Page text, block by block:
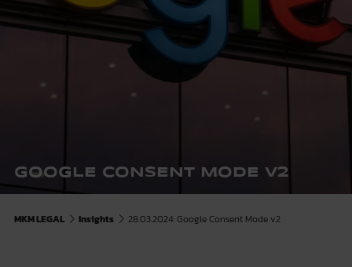
GOOGLE CONSENT MODE V2
MKM LEGAL Insights 28.03.2024: Google Consent Mode v2